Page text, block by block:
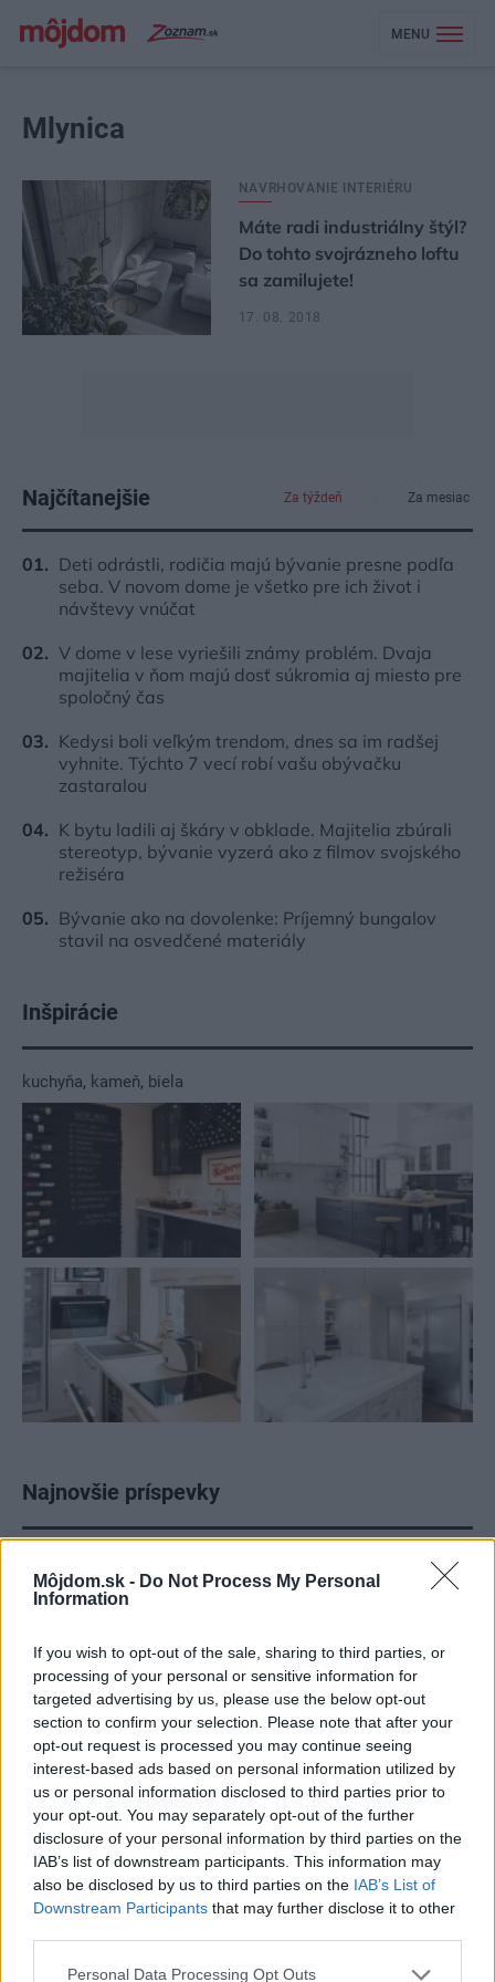
Môjdom.sk - Do Not Process My Personal
Information
If you wish to opt-out of the sale, sharing to third parties, or
processing of your personal or sensitive information for
targeted advertising by us, please use the below opt-out
section to confirm your selection. Please note that after your
opt-out request is processed you may continue seeing
interest-based ads based on personal information utilized by
us or personal information disclosed to third parties prior to
your opt-out. You may separately opt-out of the further
disclosure of your personal information by third parties on the
IAB’s list of downstream participants. This information may
also be disclosed by us to third parties on the IAB’s List of
Downstream Participants that may further disclose it to other
Please note that this website/app uses one or more Google
Personal Data Processing Opt Outs
MENU
Mlynica
NAVRHOVANIE INTERIÉRU
Máte radi industriálny štýl?
Do tohto svojrázneho loftu
sa zamilujete!
17. 08. 2018
Najčítanejšie Za týždeň Za mesiac
Deti odrástli, rodičia majú bývanie presne podľa
seba. V novom dome je všetko pre ich život i
návštevy vnúčat
V dome v lese vyriešili známy problém. Dvaja
majitelia v ňom majú dosť súkromia aj miesto pre
spoločný čas
Kedysi boli veľkým trendom, dnes sa im radšej
vyhnite. Týchto 7 vecí robí vašu obývačku
zastaralou
K bytu ladili aj škáry v obklade. Majitelia zbúrali
stereotyp, bývanie vyzerá ako z filmov svojského
režiséra
Bývanie ako na dovolenke: Príjemný bungalov
stavil na osvedčené materiály
Inšpirácie
kuchyňa, kameň, biela
Najnovšie príspevky
Re: Takto sa rieši málo úložného miesta. V tomto byte
stačil jeden prvok | Môjdom.sk
My napríklad labky utierame hneď pri dverách a doma pred dvere
Re: Takto sa rieši málo úložného miesta. V tomto byte
stačil jeden prvok | Môjdom.sk
Dizajn je to nádherný, tá brezová preglejka a čisté línie vyzerajú super.
Ale vždy, keď…
Re: Toto je najväčší mýtus pri ošetrení dreva a môže vás
vyjsť draho. Ako ho ochrániť pred hnitím a škodcami?
clovek by cakal ze vysusene drahe drevo bolo predtym naparovane aby
sa zbavilo zarodkov skodcov...